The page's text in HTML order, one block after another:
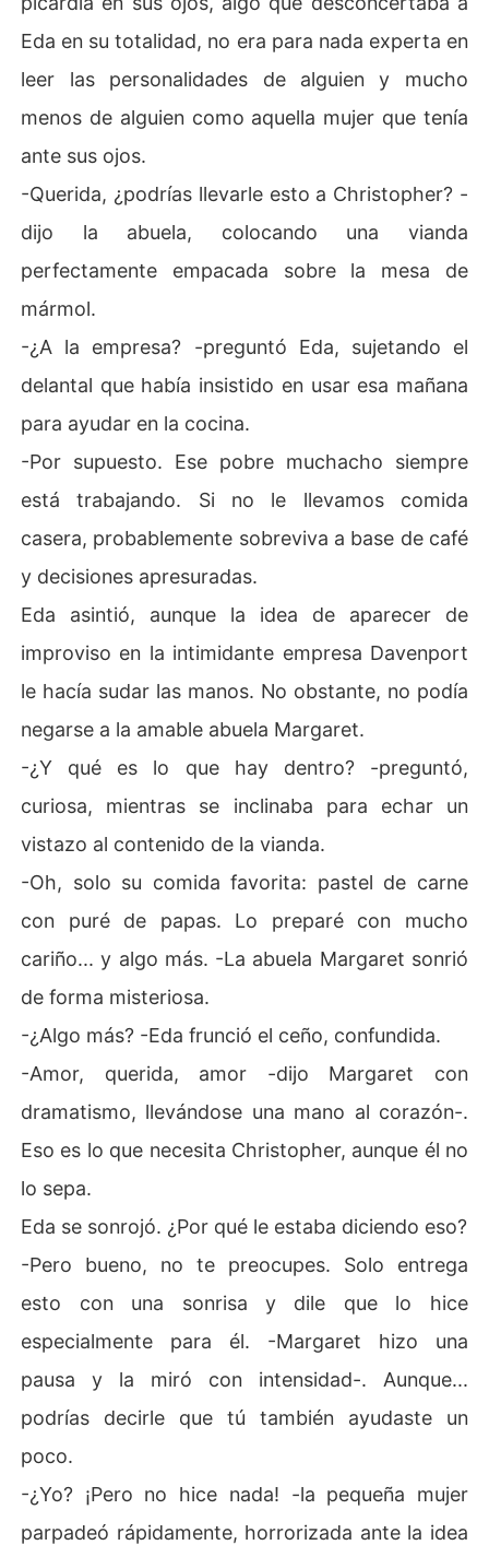
mpecables conexiones familiares, sino porque Eda pose
e un aura especial, capaz de atravesar las murallas que
Christopher ha construido a lo largo de los años. Su dul
zura contrasta con el carácter frío y calculador del CE
O, convirtiéndola en la pieza que equilibra y complemen
ta su personalidad.Para la poderosa familia Davenport,
Eda representa no solo una alianza estratégica entre d
os linajes prominentes, sino también una esperanza de
que su calor y bondad puedan suavizar el alma endure
cida de Christopher, despertando en él emociones que
ha mantenido enterradas durante años. Su capacidad
de ver lo mejor en los demás y su inquebrantable optim
ismo la convierten en una figura única, destinada a mar
car una diferencia en la vida del gran Davenport.
Eda en su totalidad, no era para nada experta en
leer las personalidades de alguien y mucho
menos de alguien como aquella mujer que tenía
ante sus ojos.
-Querida, ¿podrías llevarle esto a Christopher? -
dijo la abuela, colocando una vianda
perfectamente empacada sobre la mesa de
mármol.
-¿A la empresa? -preguntó Eda, sujetando el
delantal que había insistido en usar esa mañana
para ayudar en la cocina.
-Por supuesto. Ese pobre muchacho siempre
está trabajando. Si no le llevamos comida
casera, probablemente sobreviva a base de café
y decisiones apresuradas.
Eda asintió, aunque la idea de aparecer de
improviso en la intimidante empresa Davenport
le hacía sudar las manos. No obstante, no podía
negarse a la amable abuela Margaret.
-¿Y qué es lo que hay dentro? -preguntó,
curiosa, mientras se inclinaba para echar un
vistazo al contenido de la vianda.
-Oh, solo su comida favorita: pastel de carne
con puré de papas. Lo preparé con mucho
cariño... y algo más. -La abuela Margaret sonrió
de forma misteriosa.
-¿Algo más? -Eda frunció el ceño, confundida.
-Amor, querida, amor -dijo Margaret con
dramatismo, llevándose una mano al corazón-.
Eso es lo que necesita Christopher, aunque él no
lo sepa.
Eda se sonrojó. ¿Por qué le estaba diciendo eso?
-Pero bueno, no te preocupes. Solo entrega
esto con una sonrisa y dile que lo hice
especialmente para él. -Margaret hizo una
pausa y la miró con intensidad-. Aunque...
podrías decirle que tú también ayudaste un
poco.
-¿Yo? ¡Pero no hice nada! -la pequeña mujer
parpadeó rápidamente, horrorizada ante la idea